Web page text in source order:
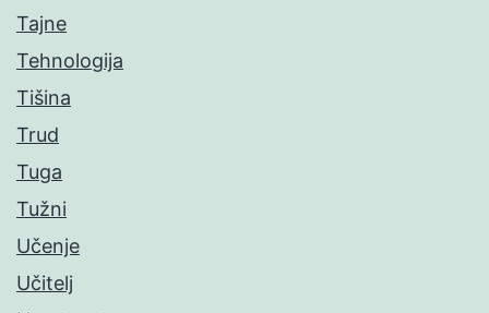
Tajne
Tehnologija
Tišina
Trud
Tuga
Tužni
Učenje
Učitelj